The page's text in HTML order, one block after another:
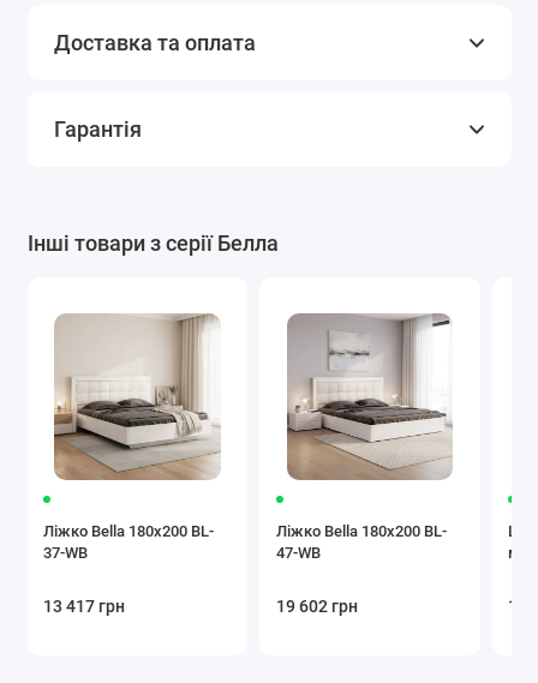
Доставка та оплата
Гарантія
Інші товари з серії Белла
Ліжко Bella 180x200 BL-
37-WB
13 417 грн
Ліжко Bella 180x200 BL-
47-WB
19 602 грн
м
16